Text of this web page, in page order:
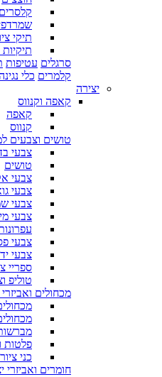
קלסרים
תיקי
תיקיות
סרגלים עטיפות
קלמרים כלי
יצירה
קאפה וקנווס
קאפה
קנווס
טושים וצבעים
צבעי
טושים
צבעי
צבעי
צבעי
צבעי
צבעי
צבעי
ספריי
טוליפ
מכחולים
פלטות
כני ציור
חומרים ואביזרי